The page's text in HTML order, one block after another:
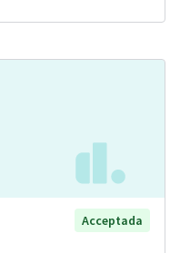
Acceptada